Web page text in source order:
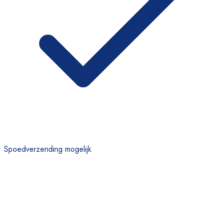
Spoedverzending mogelijk